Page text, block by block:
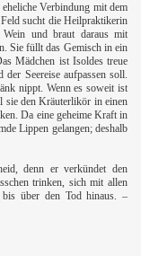
Verbindung mit dem
sucht die Heilpraktikerin
und braut daraus mit
Sie füllt das Gemisch in ein
Mädchen ist Isoldes treue
Seereise aufpassen soll.
nippt. Wenn es soweit ist
sie den Kräuterlikör in einen
Da eine geheime Kraft in
Lippen gelangen; deshalb
denn er verkündet den
trinken, sich mit allen
bis über den Tod hinaus. –